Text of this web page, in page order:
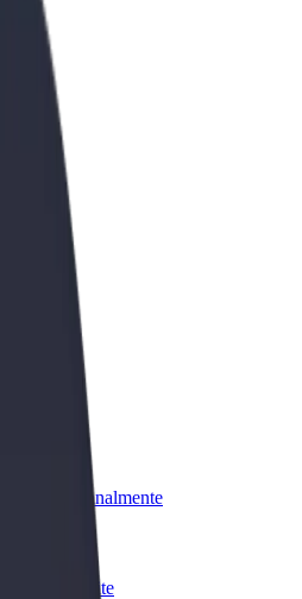
settimanalmente
o negozio
le vendite